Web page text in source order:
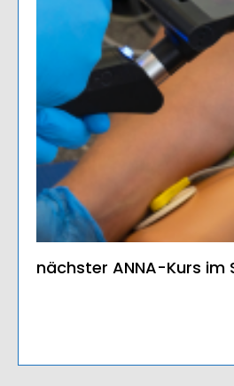
nächster ANNA-Kurs im